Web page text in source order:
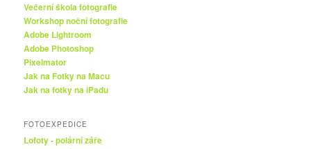
Večerní škola fotografie
Workshop noční fotografie
Adobe Lightroom
Adobe Photoshop
Pixelmator
Jak na Fotky na Macu
Jak na fotky na iPadu
FOTOEXPEDICE
Lofoty - polární záře